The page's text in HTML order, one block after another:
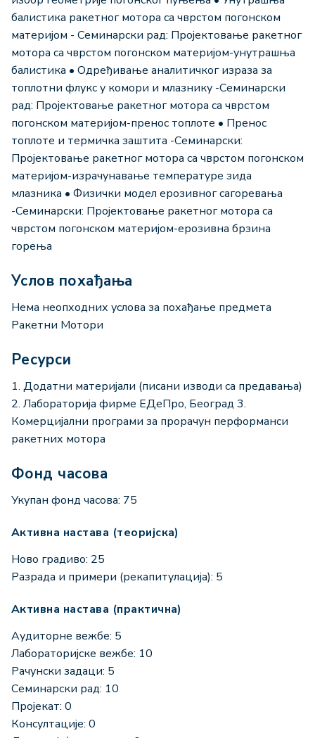
балистика ракетног мотора са чврстом погонском
материјом - Семинарски рад: Пројектовање ракетног
мотора са чврстом погонском материјом-унутрашња
балистика • Одређивање аналитичког израза за
топлотни флукс у комори и млазнику -Семинарски
рад: Пројектовање ракетног мотора са чврстом
погонском материјом-пренос топлоте • Пренос
топлоте и термичка заштита -Семинарски:
Пројектовање ракетног мотора са чврстом погонском
материјом-израчунавање температуре зида
млазника • Физички модел ерозивног сагоревања
-Семинарски: Пројектовање ракетног мотора са
чврстом погонском материјом-ерозивна брзина
горења
Услов похађања
Нема неопходних услова за похађање предмета
Ракетни Мотори
Ресурси
1. Додатни материјали (писани изводи са предавања)
2. Лабораторија фирме ЕДеПро, Београд 3.
Комерцијални програми за прорачун перформанси
ракетних мотора
Фонд часова
Укупан фонд часова: 75
Активна настава (теоријска)
Ново градиво: 25
Разрада и примери (рекапитулација): 5
Активна настава (практична)
Аудиторне вежбе: 5
Лабораторијске вежбе: 10
Рачунски задаци: 5
Семинарски рад: 10
Пројекат: 0
Консултације: 0